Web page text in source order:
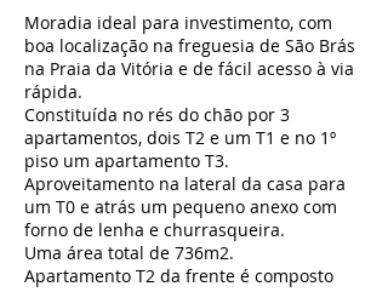
Moradia ideal para investimento, com
boa localização na freguesia de São Brás
na Praia da Vitória e de fácil acesso à via
rápida.
Constituída no rés do chão por 3
apartamentos, dois T2 e um T1 e no 1º
piso um apartamento T3.
Aproveitamento na lateral da casa para
um T0 e atrás um pequeno anexo com
forno de lenha e churrasqueira.
Uma área total de 736m2.
Apartamento T2 da frente é composto